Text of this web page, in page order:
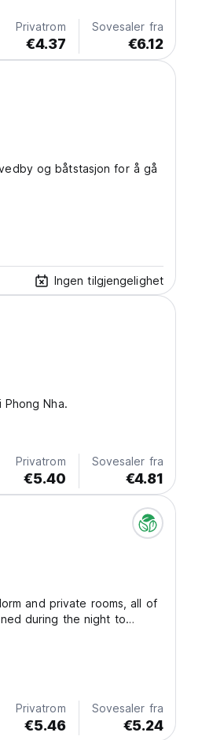
Privatrom
€4.37
Sovesaler fra
€6.12
og båtstasjon for å gå
Ingen tilgjengelighet
Nha.
Privatrom
€5.40
Sovesaler fra
€4.81
and private rooms, all of
during the night to
two nice communal areas
sunsets....
Privatrom
€5.46
Sovesaler fra
€5.24